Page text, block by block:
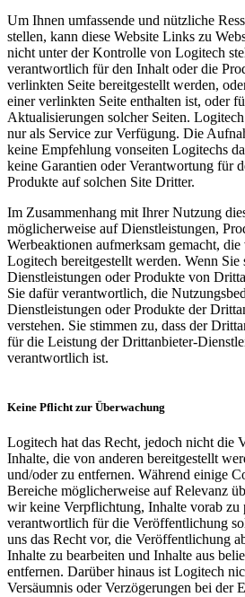
Um Ihnen umfassende und nützliche
stellen, kann diese Website Links zu
nicht unter der Kontrolle von Logitech
verantwortlich für den Inhalt oder die
verlinkten Seite bereitgestellt werden,
einer verlinkten Seite enthalten ist, oder
Aktualisierungen solcher Seiten.
nur als Service zur Verfügung. Die
keine Empfehlung vonseiten Logitechs
keine Garantien oder Verantwortung für
Produkte auf solchen Site Dritter.
Im Zusammenhang mit Ihrer Nutzung
möglicherweise auf Dienstleistungen,
Werbeaktionen aufmerksam gemacht,
Logitech bereitgestellt werden. Wenn Sie
Dienstleistungen oder Produkte von
Sie dafür verantwortlich, die
Dienstleistungen oder Produkte der
verstehen. Sie stimmen zu, dass der
für die Leistung der Drittanbieter-
verantwortlich ist.
Keine Pflicht zur Überwachung
Logitech hat das Recht, jedoch nicht die
Inhalte, die von anderen bereitgestellt
und/oder zu entfernen. Während einige
Bereiche möglicherweise auf Relevanz
wir keine Verpflichtung, Inhalte vorab zu
verantwortlich für die Veröffentlichung
uns das Recht vor, die Veröffentlichung
Inhalte zu bearbeiten und Inhalte aus
entfernen. Darüber hinaus ist Logitech
Versäumnis oder Verzögerungen bei der